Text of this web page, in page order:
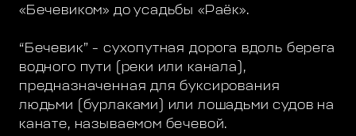
«Бечевиком» до усадьбы «Раёк».
“Бечевик” - сухопутная дорога вдоль берега
водного пути (реки или канала),
предназначенная для буксирования
людьми (бурлаками) или лошадьми судов на
канате, называемом бечевой.